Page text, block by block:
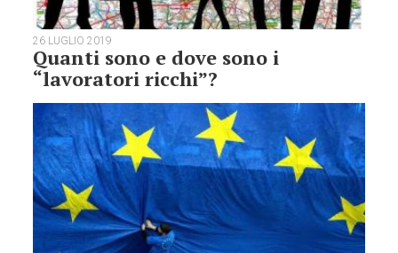
26 LUGLIO 2019
Quanti sono e dove sono i
“lavoratori ricchi”?